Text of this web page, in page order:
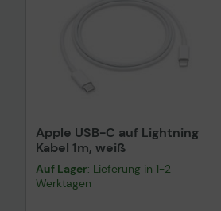
Apple USB-C auf Lightning
Kabel 1m, weiß
Auf Lager: Lieferung in 1-2
Werktagen